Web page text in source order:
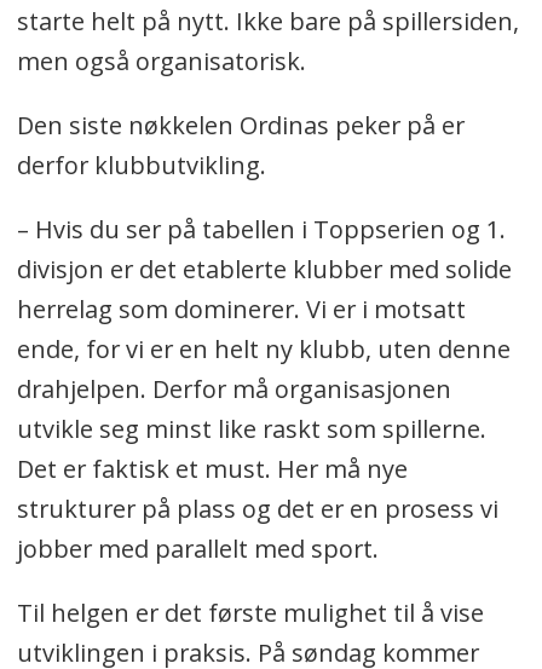
starte helt på nytt. Ikke bare på spillersiden,
men også organisatorisk.
Den siste nøkkelen Ordinas peker på er
derfor klubbutvikling.
– Hvis du ser på tabellen i Toppserien og 1.
divisjon er det etablerte klubber med solide
herrelag som dominerer. Vi er i motsatt
ende, for vi er en helt ny klubb, uten denne
drahjelpen. Derfor må organisasjonen
utvikle seg minst like raskt som spillerne.
Det er faktisk et must. Her må nye
strukturer på plass og det er en prosess vi
jobber med parallelt med sport.
Til helgen er det første mulighet til å vise
utviklingen i praksis. På søndag kommer